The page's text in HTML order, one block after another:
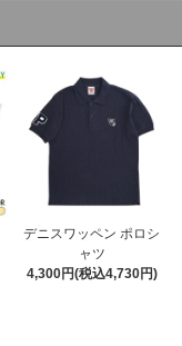
デニスワッペン ポロシ
ャツ
4,300円(税込4,730円)